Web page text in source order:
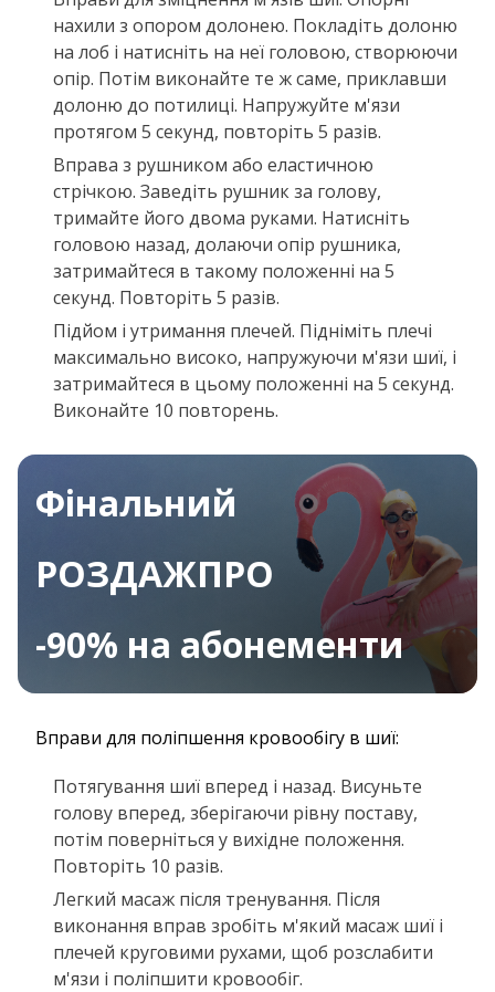
нахили з опором долонею. Покладіть долоню
на лоб і натисніть на неї головою, створюючи
опір. Потім виконайте те ж саме, приклавши
долоню до потилиці. Напружуйте м'язи
протягом 5 секунд, повторіть 5 разів.
Вправа з рушником або еластичною
стрічкою. Заведіть рушник за голову,
тримайте його двома руками. Натисніть
головою назад, долаючи опір рушника,
затримайтеся в такому положенні на 5
секунд. Повторіть 5 разів.
Підйом і утримання плечей. Підніміть плечі
максимально високо, напружуючи м'язи шиї, і
затримайтеся в цьому положенні на 5 секунд.
Виконайте 10 повторень.
Фінальний
РОЗДАЖПРО
-90% на абонементи
Вправи для поліпшення кровообігу в шиї:
Потягування шиї вперед і назад. Висуньте
голову вперед, зберігаючи рівну поставу,
потім поверніться у вихідне положення.
Повторіть 10 разів.
Легкий масаж після тренування. Після
виконання вправ зробіть м'який масаж шиї і
плечей круговими рухами, щоб розслабити
м'язи і поліпшити кровообіг.